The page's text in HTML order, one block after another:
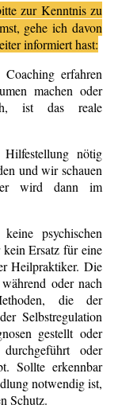
zur Kenntnis zu
gehe ich davon
informiert hast:
erfahren
machen oder
ist das reale
nötig
und wir schauen
wird dann im
psychischen
Ersatz für eine
Heilpraktiker. Die
oder nach
die der
Selbstregulation
gestellt oder
oder
Sollte erkennbar
notwendig ist,
Schutz.